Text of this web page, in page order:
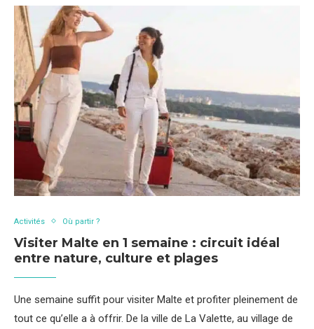
Activités Où partir ?
Visiter Malte en 1 semaine : circuit idéal
entre nature, culture et plages
Une semaine suffit pour visiter Malte et profiter pleinement de
tout ce qu’elle a à offrir. De la ville de La Valette, au village de